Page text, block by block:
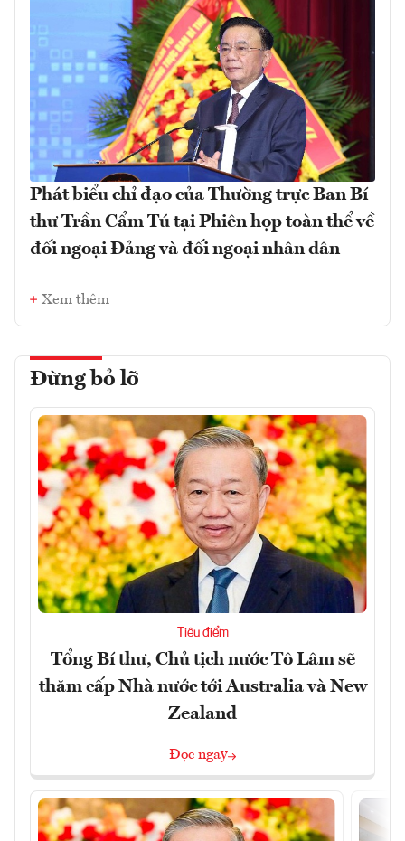
Phát biểu chỉ đạo của Thường trực Ban Bí
thư Trần Cẩm Tú tại Phiên họp toàn thể về
đối ngoại Đảng và đối ngoại nhân dân
Xem thêm
Đừng bỏ lỡ
Tiêu điểm
Tổng Bí thư, Chủ tịch nước Tô Lâm sẽ
thăm cấp Nhà nước tới Australia và New
Zealand
Đọc ngay